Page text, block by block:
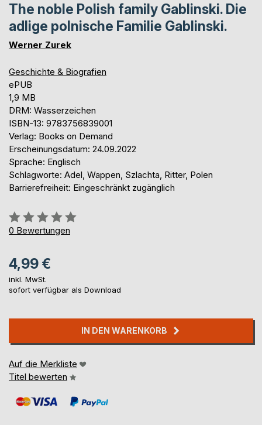
The noble Polish family Gablinski. Die
adlige polnische Familie Gablinski.
Werner Zurek
Geschichte & Biografien
ePUB
1,9 MB
DRM: Wasserzeichen
ISBN-13: 9783756839001
Verlag: Books on Demand
Erscheinungsdatum: 24.09.2022
Sprache: Englisch
Schlagworte: Adel, Wappen, Szlachta, Ritter, Polen
Barrierefreiheit: Eingeschränkt zugänglich
Bewertung::
0%
0 Bewertungen
4,99 €
inkl. MwSt.
sofort verfügbar als Download
IN DEN WARENKORB
Auf die Merkliste
Titel bewerten